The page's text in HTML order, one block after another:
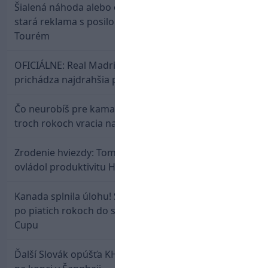
Šialená náhoda alebo osud? Našla sa 11 rokov
stará reklama s posilou Slovana a trénerom
Tourém
OFICIÁLNE: Real Madrid rozbil bank. Z Lipska
prichádza najdrahšia posila v klubovej histórii
Čo neurobíš pre kamaráta! Marián Hossa sa po
troch rokoch vracia na ľad
Zrodenie hviezdy: Tomáš Selič zničil Švajčiarov a
ovládol produktivitu Hlinka Gretzky Cupu
Kanada splnila úlohu! Slovenská osemnástka mieri
po piatich rokoch do semifinále Hlinka Gretzky
Cupu
Ďalší Slovák opúšťa KHL. Patrik Rybár sa dohodol